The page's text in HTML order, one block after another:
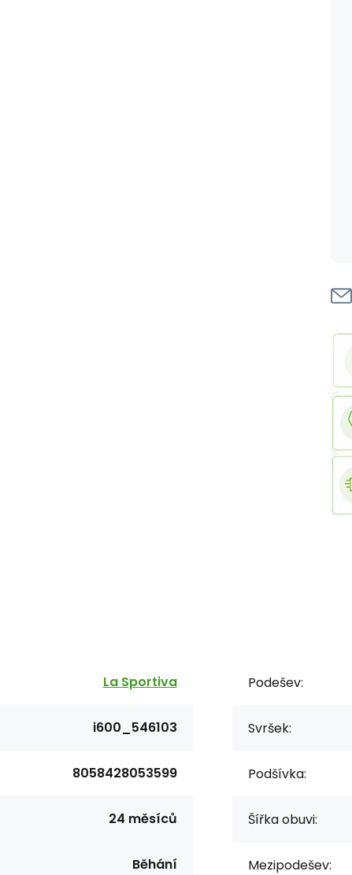
La Sportiva
i600_546103
8058428053599
24 měsíců
Běhání
Podešev:
Svršek:
Podšívka:
Šířka obuvi:
Mezipodešev: